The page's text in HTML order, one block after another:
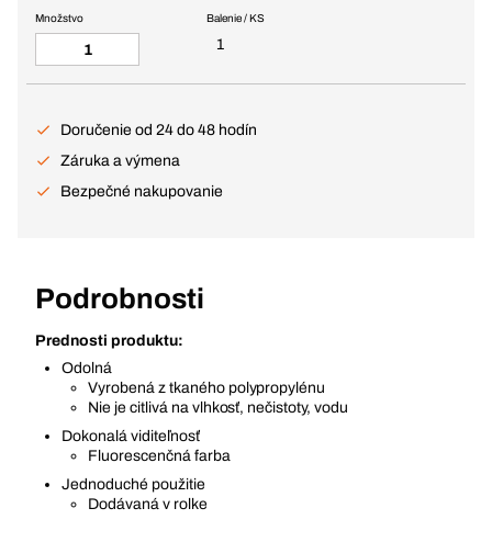
Balenie / KS
1
Množstvo
Doručenie od 24 do 48 hodín
Záruka a výmena
Bezpečné nakupovanie
Podrobnosti
Prednosti produktu:
Odolná
Vyrobená z tkaného polypropylénu
Nie je citlivá na vlhkosť, nečistoty, vodu
Dokonalá viditeľnosť
Fluorescenčná farba
Jednoduché použitie
Dodávaná v rolke